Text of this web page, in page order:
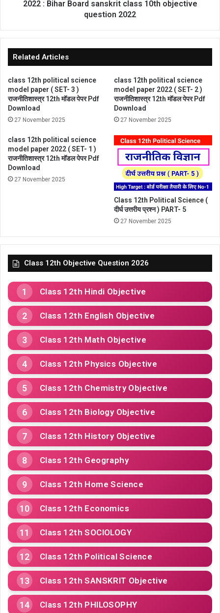
objective
question
2022 : Bihar Board sanskrit class 10th objective
question 2022
Related Articles
class 12th political science
model paper ( SET- 3 )
राजनीतिशास्त्र 12th मॉडल पेपर Pdf
Download
27 November 2025
class 12th political science
model paper 2022 ( SET- 2 )
राजनीतिशास्त्र 12th मॉडल पेपर Pdf
Download
27 November 2025
class 12th political science
model paper 2022 ( SET- 1 )
राजनीतिशास्त्र 12th मॉडल पेपर Pdf
Download
27 November 2025
Class 12th Political Science (
दीर्घ उत्तरीय प्रश्न ) PART- 5
27 November 2025
Class 12th Objective Question 2026
Class 12th Hindi Objective
Class 12th English Objective
Class 12th Math Objective
Class 12th Physics Objective
Class 12th Chemistry Objective
Class 12th Biology Objective
Class 12th History Objective
Class 12th Geography
Class 12th Home Science
Class 12th Economics
Class 12th SOCIOLOGY
Class 12th Political Science
Class 12th SANSKRIT Objective
Class 12th PHILOSOPHY